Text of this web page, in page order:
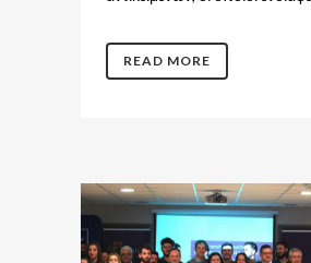
READ MORE